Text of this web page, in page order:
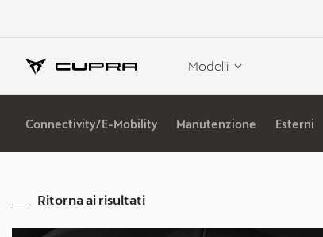
Modelli
Connectivity/E-Mobility Manutenzione Esterni
Ritorna ai risultati